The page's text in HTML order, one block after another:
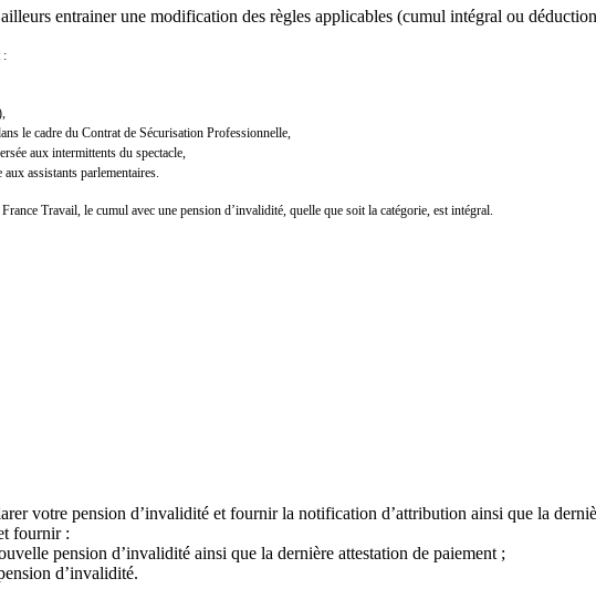
entrainer une modification des règles applicables (cumul intégral ou
:
le cadre du Contrat de Sécurisation Professionnelle,
aux intermittents du spectacle,
assistants parlementaires.
Travail, le cumul avec une pension d’invalidité, quelle que soit la catégorie, est intégral.
votre pension d’invalidité et fournir la notification d’attribution ainsi que la
fournir :
pension d’invalidité ainsi que la dernière attestation de paiement ;
d’invalidité.